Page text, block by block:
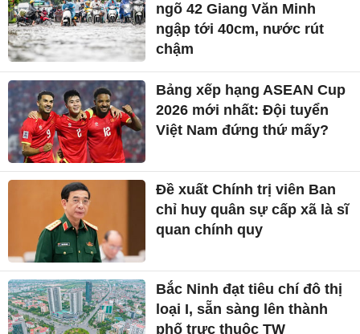
ngõ 42 Giang Văn Minh
ngập tới 40cm, nước rút
chậm
Bảng xếp hạng ASEAN Cup
2026 mới nhất: Đội tuyển
Việt Nam đứng thứ mấy?
Đề xuất Chính trị viên Ban
chỉ huy quân sự cấp xã là sĩ
quan chính quy
Bắc Ninh đạt tiêu chí đô thị
loại I, sẵn sàng lên thành
phố trực thuộc TW